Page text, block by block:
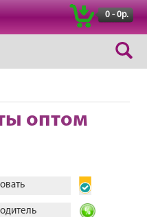
0 - 0р.
оптом